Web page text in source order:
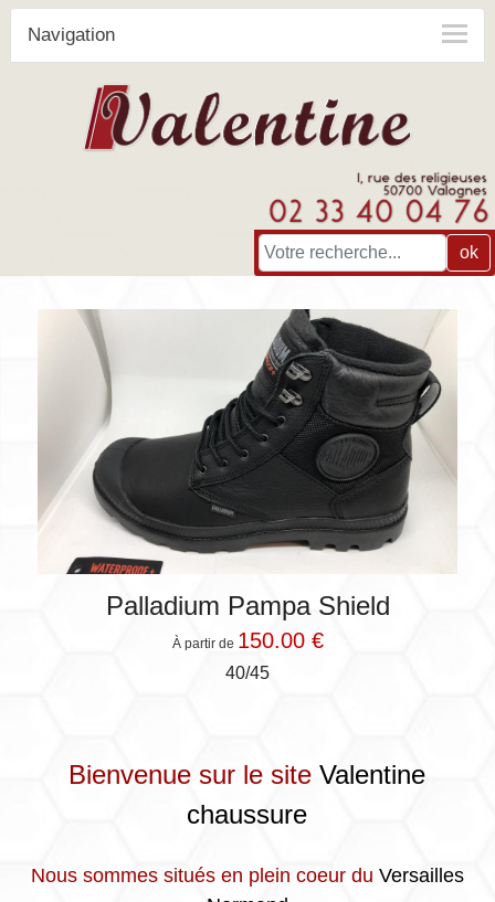
Navigation
ok
Palladium Pampa Shield
À partir de 150.00 €
40/45
Bienvenue sur le siteValentine
chaussure
Nous sommes situés en plein coeur du Versailles